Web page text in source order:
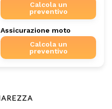
Calcola un
preventivo
Assicurazione moto
Calcola un
preventivo